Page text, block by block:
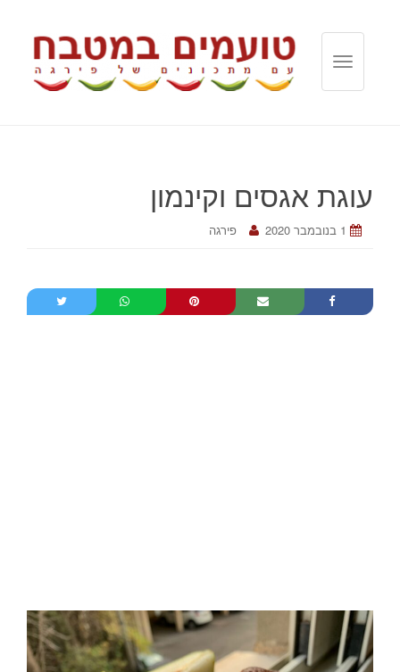
T
n
a
v
a
t
עוגת אגסים וקינמון
1 בנובמבר 2020 פירגה